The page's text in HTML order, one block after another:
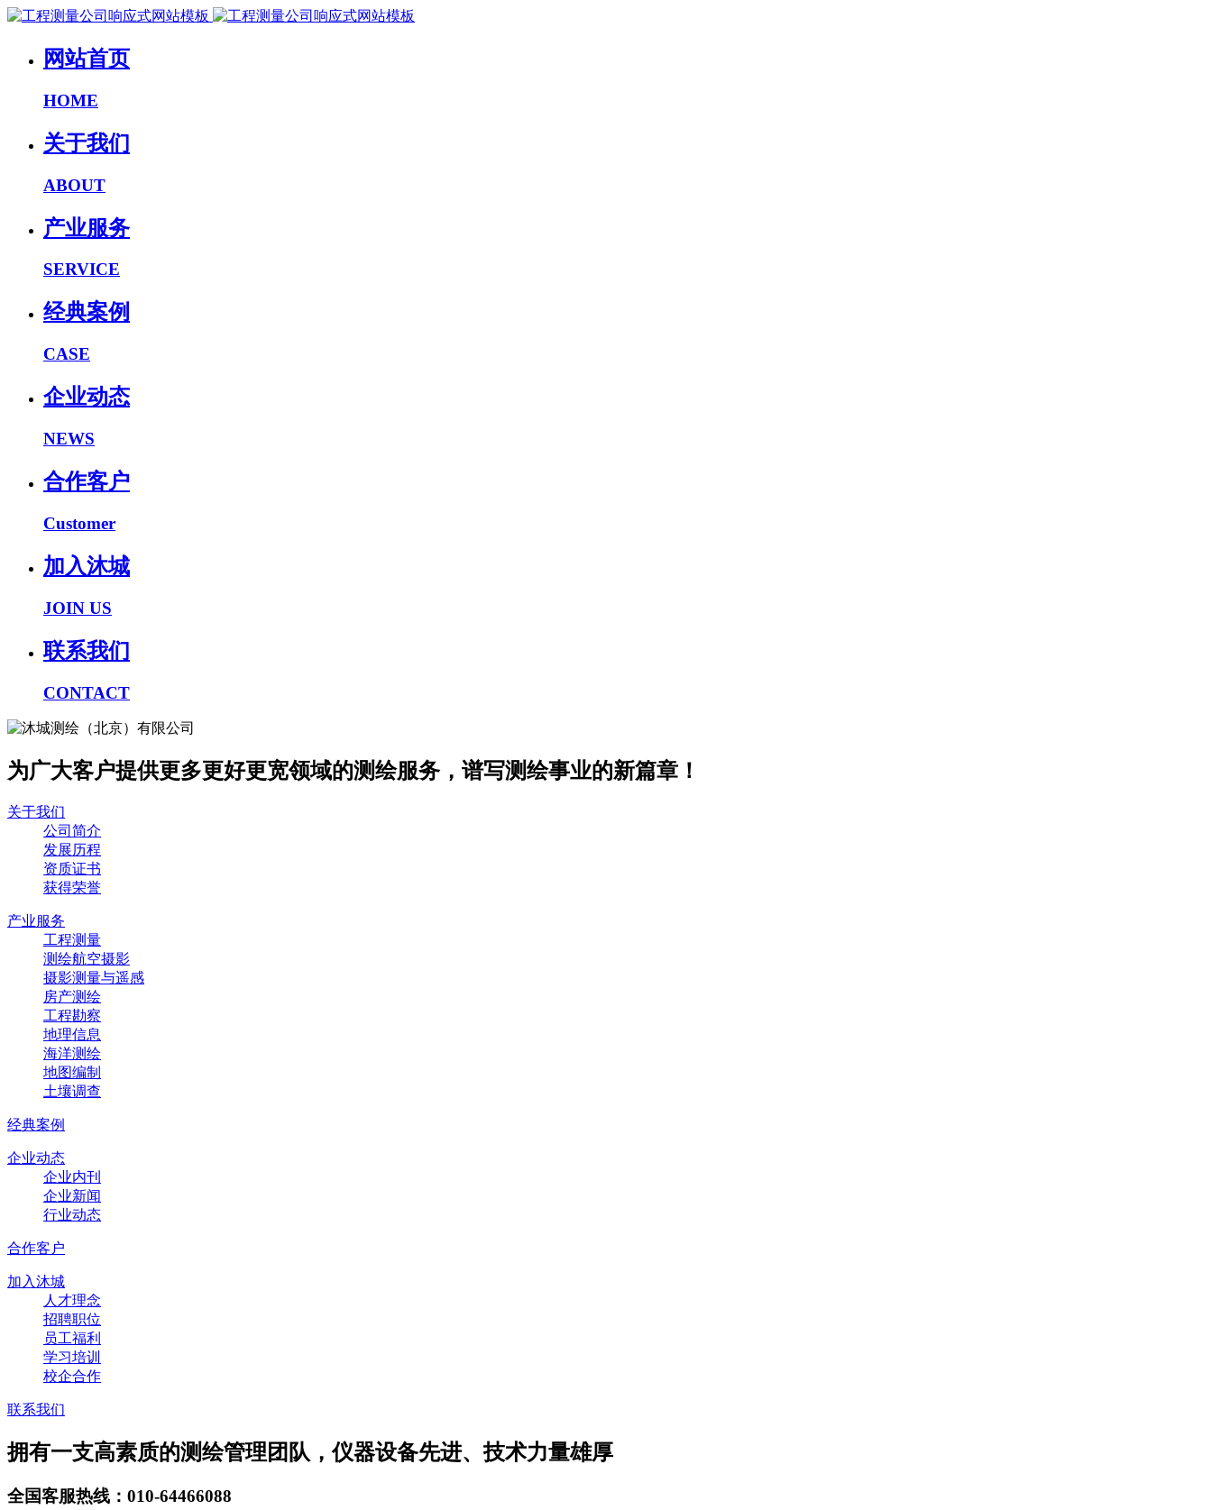
网站首页
HOME
关于我们
ABOUT
产业服务
SERVICE
经典案例
CASE
企业动态
NEWS
合作客户
Customer
加入沐城
JOIN US
联系我们
CONTACT
为广大客户提供更多更好更宽领域的测绘服务，谱写测绘事业的新篇章！
关于我们
公司简介
发展历程
资质证书
获得荣誉
产业服务
工程测量
测绘航空摄影
摄影测量与遥感
房产测绘
工程勘察
地理信息
海洋测绘
地图编制
土壤调查
经典案例
企业动态
企业内刊
企业新闻
行业动态
合作客户
加入沐城
人才理念
招聘职位
员工福利
学习培训
校企合作
联系我们
拥有一支高素质的测绘管理团队，仪器设备先进、技术力量雄厚
全国客服热线：010-64466088